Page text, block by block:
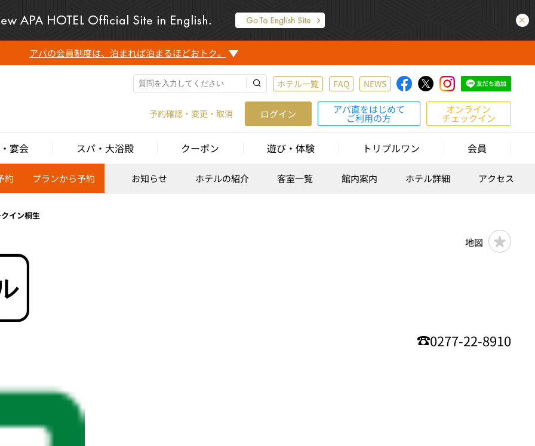
アパの会員制度は、泊まれば泊まるほどおトク。
ホテル一覧 FAQ NEWS
予約確認・変更・取消 ログイン アパ直をはじめて
ご利用の方
オンライン
チェックイン
宴会 スパ・大浴殿 クーポン 遊び・体験 トリプルワン 会員
約 プランから予約 お知らせ ホテルの紹介 客室一覧 館内案内 ホテル詳細 アクセス
イン桐生
地図
0277-22-8910